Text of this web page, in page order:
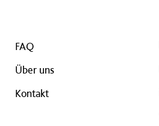
FAQ
Über uns
Kontakt